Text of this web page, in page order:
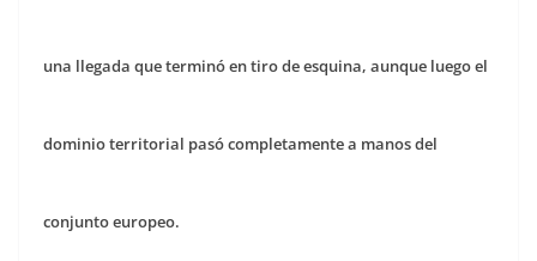
una llegada que terminó en tiro de esquina, aunque luego el
dominio territorial pasó completamente a manos del
conjunto europeo.